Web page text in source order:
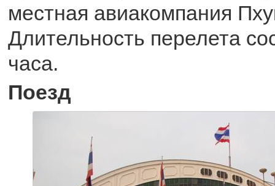
местная авиакомпания
Длительность перелета
часа.
Поезд